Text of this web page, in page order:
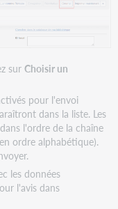
sur Choisir un
pour l'envoi
dans la liste. Les
l'ordre de la chaîne
ordre alphabétique).
les données
l'avis dans